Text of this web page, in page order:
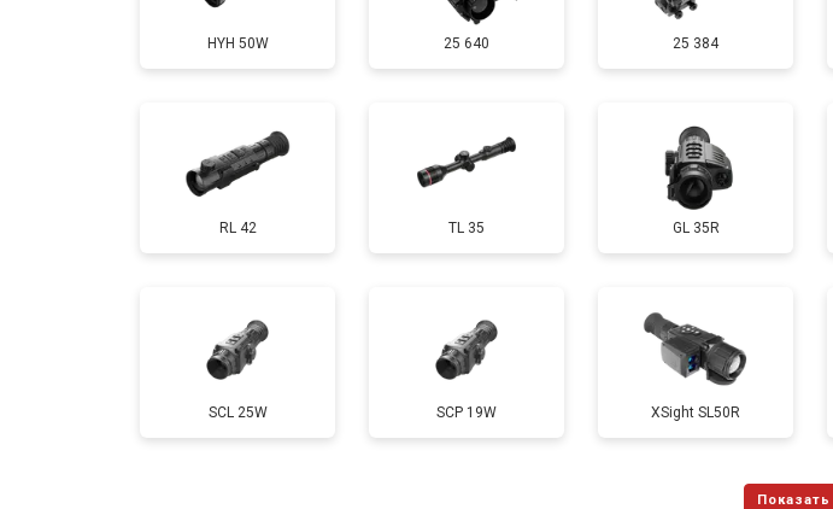
HYH 50W 25 640 25 384
RL 42 TL 35 GL 35R
SCL 25W SCP 19W ХSight SL50R